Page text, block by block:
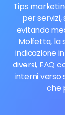
Tips
per
evitando
Molfetta, la
indicazione
diversi, FAQ
interni verso
che